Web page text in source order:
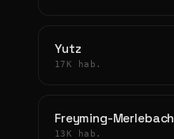
Yutz
17K hab.
Freyming-Merlebach
13K hab.